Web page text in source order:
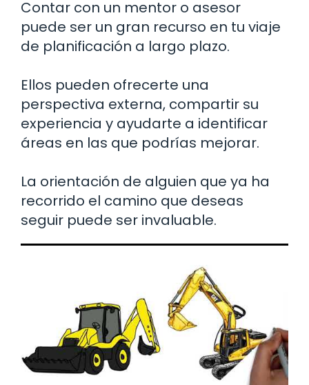
Contar con un mentor o asesor
puede ser un gran recurso en tu viaje
de planificación a largo plazo.
Ellos pueden ofrecerte una
perspectiva externa, compartir su
experiencia y ayudarte a identificar
áreas en las que podrías mejorar.
La orientación de alguien que ya ha
recorrido el camino que deseas
seguir puede ser invaluable.